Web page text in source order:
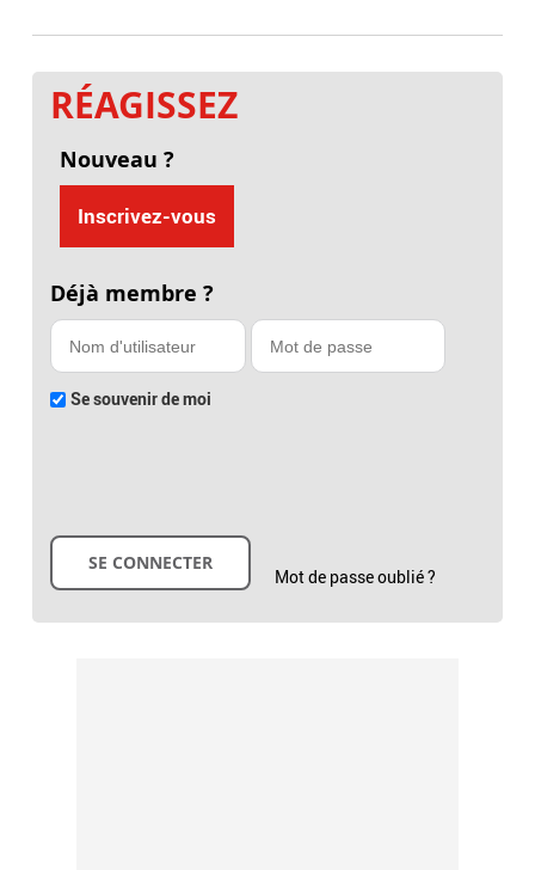
RÉAGISSEZ
Nouveau ?
Inscrivez-vous
Déjà membre ?
Se souvenir de moi
Mot de passe oublié ?